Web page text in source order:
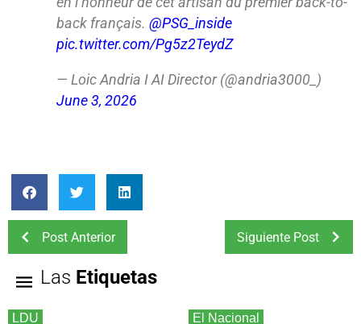
back français. @PSG_inside
pic.twitter.com/Pg5z2TeydZ
— Loic Andria I AI Director (@andria3000_)
June 3, 2026
Post Anterior Siguiente Post
Las Etiquetas
LDU El Nacional